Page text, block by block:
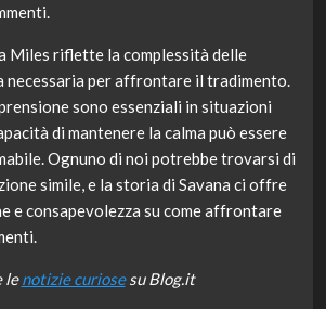
Miles riflette la complessità delle
necessaria per affrontare il tradimento.
sono essenziali in situazioni
di mantenere la calma può essere
Ognuno di noi potrebbe trovarsi di
simile, e la storia di Savana ci offre
e consapevolezza su come affrontare
lenotizie curiosesu Blog.it